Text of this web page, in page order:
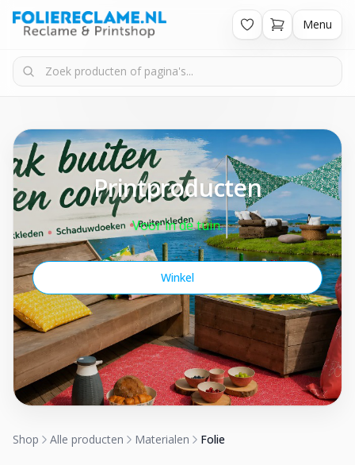
Menu
Printproducten
Voor in de tuin.
Winkel
Shop Alle producten Materialen Folie